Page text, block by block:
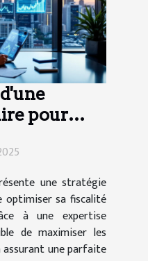
pour
une stratégie
optimiser sa fiscalité
à une expertise
de maximiser les
une parfaite